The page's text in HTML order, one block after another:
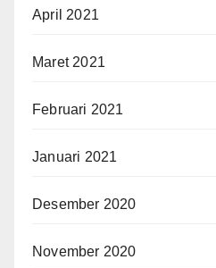
April 2021
Maret 2021
Februari 2021
Januari 2021
Desember 2020
November 2020